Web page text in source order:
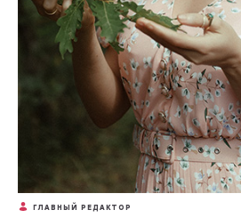
ГЛАВНЫЙ РЕДАКТОР